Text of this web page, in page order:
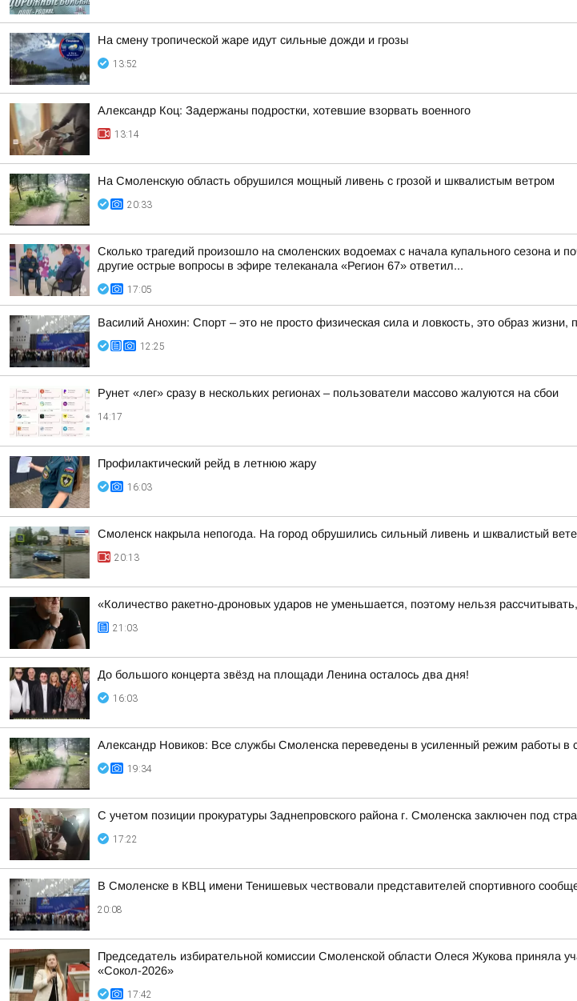
На смену тропической жаре идут сильные дожди и грозы
13:52
Александр Коц: Задержаны подростки, хотевшие взорвать военного
13:14
На Смоленскую область обрушился мощный ливень с грозой и шквалистым ветром
20:33
Сколько трагедий произошло на смоленских водоемах с начала купального сезона
другие острые вопросы в эфире телеканала «Регион 67» ответил...
17:05
Василий Анохин: Спорт – это не просто физическая сила и ловкость, это образ
12:25
Рунет «лег» сразу в нескольких регионах – пользователи массово жалуются на сбои
14:17
Профилактический рейд в летнюю жару
16:03
Смоленск накрыла непогода. На город обрушились сильный ливень и шквалистый
20:13
«Количество ракетно-дроновых ударов не уменьшается, поэтому нельзя
21:03
До большого концерта звёзд на площади Ленина осталось два дня!
16:03
Александр Новиков: Все службы Смоленска переведены в усиленный режим работы
19:34
С учетом позиции прокуратуры Заднепровского района г. Смоленска заключен под
17:22
В Смоленске в КВЦ имени Тенишевых чествовали представителей спортивного
20:08
Председатель избирательной комиссии Смоленской области Олеся Жукова приняла
«Сокол-2026»
17:42